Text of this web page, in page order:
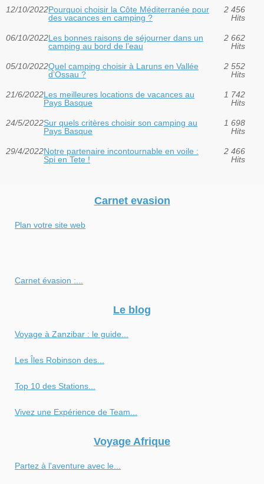
12/10/2022Pourquoi choisir la Côte Méditerranée pour
des vacances en camping ?
2 456
Hits
06/10/2022Les bonnes raisons de séjourner dans un
camping au bord de l’eau
2 662
Hits
05/10/2022Quel camping choisir à Laruns en Vallée
d’Ossau ?
2 552
Hits
21/6/2022Les meilleures locations de vacances au
Pays Basque
1 742
Hits
24/5/2022Sur quels critères choisir son camping au
Pays Basque
1 698
Hits
29/4/2022Notre partenaire incontournable en voile :
Spi en Tete !
2 466
Hits
Carnet evasion
Plan votre site web
Carnet évasion :...
Le blog
Voyage à Zanzibar : le guide...
Les Îles Robinson des...
Top 10 des Stations...
Vivez une Expérience de Team...
Voyage Afrique
Partez à l'aventure avec le...